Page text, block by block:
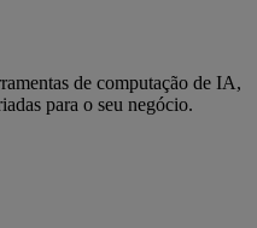
de computação de IA,
para o seu negócio.